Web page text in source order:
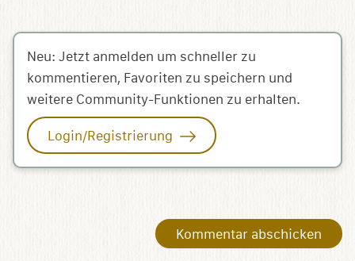
Neu: Jetzt anmelden um schneller zu
kommentieren, Favoriten zu speichern und
weitere Community-Funktionen zu erhalten.
Login/Registrierung